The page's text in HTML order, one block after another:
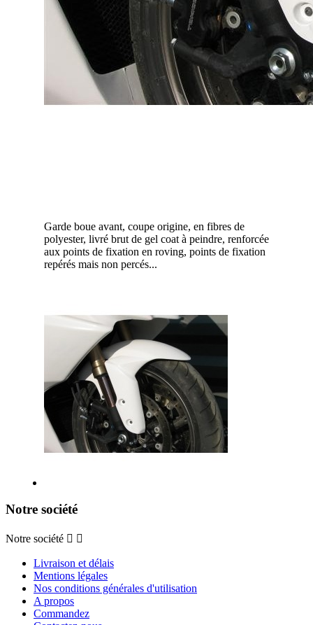
Garde boue avant, coupe origine, en fibres de
polyester, livré brut de gel coat à peindre, renforcée
aux points de fixation en roving, points de fixation
repérés mais non percés...
Notre société
Notre société  
Livraison et délais
Mentions légales
Nos conditions générales d'utilisation
A propos
Commandez